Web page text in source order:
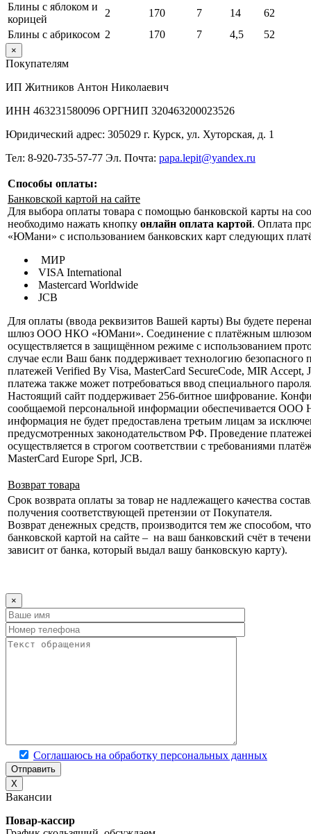
Блины с яблоком и
корицей
2 170 7 14
62
Блины с абрикосом 2 170 7 4,5 52
×
Покупателям
ИП Житников Антон Николаевич
ИНН 463231580096 ОРГНИП 320463200023526
Юридический адрес: 305029 г. Курск, ул. Хуторская, д. 1
Тел: 8-920-735-57-77 Эл. Почта: papa.lepit@yandex.ru
Способы оплаты:
Банковской картой на сайте
Для выбора оплаты товара с помощью банковской карты на
необходимо нажать кнопку онлайн оплата картой. Оплата
«ЮМани» с использованием банковских карт следующих
МИР
VISA International
Mastercard Worldwide
JCB
Для оплаты (ввода реквизитов Вашей карты) Вы будете
шлюз ООО НКО «ЮМани». Соединение с платёжным шлюзом
осуществляется в защищённом режиме с использованием
случае если Ваш банк поддерживает технологию безопасного
платежей Verified By Visa, MasterCard SecureCode, MIR Accept,
платежа также может потребоваться ввод специального
Настоящий сайт поддерживает 256-битное шифрование.
сообщаемой персональной информации обеспечивается
информация не будет предоставлена третьим лицам за
предусмотренных законодательством РФ. Проведение
осуществляется в строгом соответствии с требованиями
MasterCard Europe Sprl, JCB.
Возврат товара
Срок возврата оплаты за товар не надлежащего качества
получения соответствующей претензии от Покупателя.
Возврат денежных средств, производится тем же способом,
банковской картой на сайте – на ваш банковский счёт в
зависит от банка, который выдал вашу банковскую карту).
×
Соглашаюсь на обработку персональных данных
X
Вакансии
Повар-кассир